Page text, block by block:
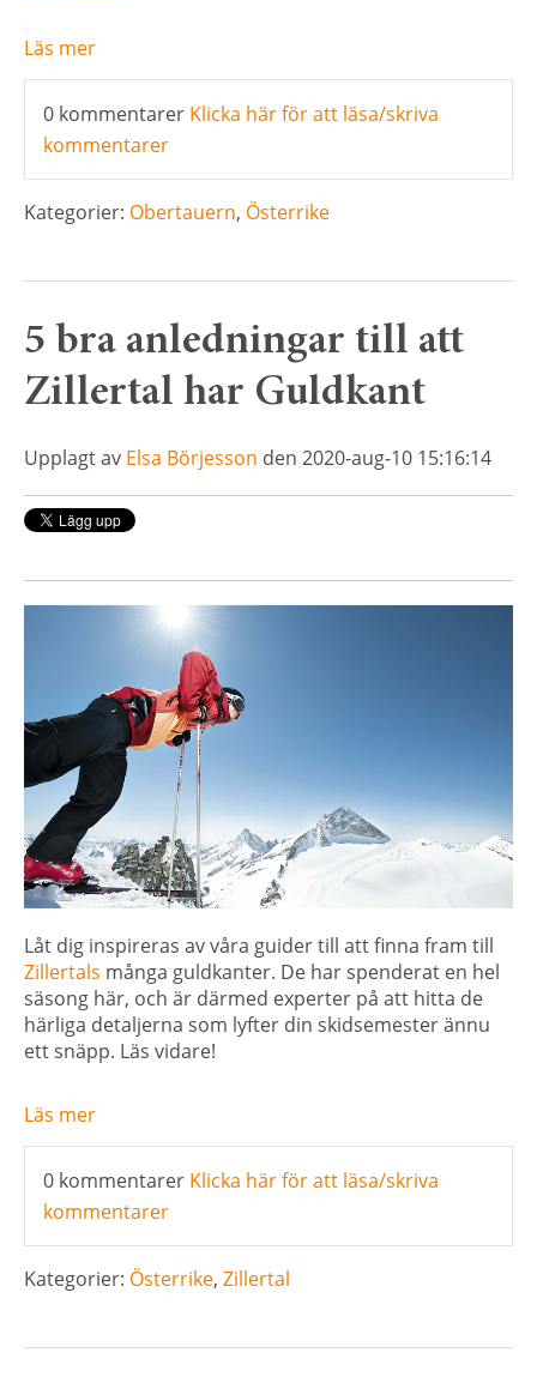
Läs mer
0 kommentarer Klicka här för att läsa/skriva
kommentarer
Kategorier: Obertauern, Österrike
5 bra anledningar till att
Zillertal har Guldkant
Upplagt av Elsa Börjesson den 2020-aug-10 15:16:14
Låt dig inspireras av våra guider till att finna fram till
Zillertals många guldkanter. De har spenderat en hel
säsong här, och är därmed experter på att hitta de
härliga detaljerna som lyfter din skidsemester ännu
ett snäpp. Läs vidare!
Läs mer
0 kommentarer Klicka här för att läsa/skriva
kommentarer
Kategorier: Österrike, Zillertal